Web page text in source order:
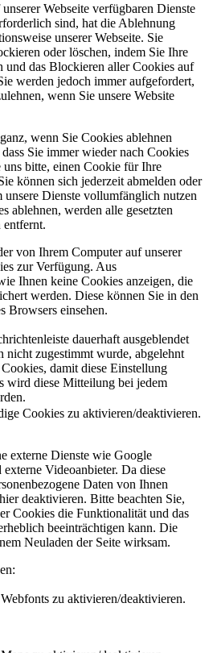
Webseite verfügbaren Dienste
sind, hat die Ablehnung
unserer Webseite. Sie
oder löschen, indem Sie Ihre
und das Blockieren aller Cookies auf
werden jedoch immer aufgefordert,
wenn Sie unsere Website
wenn Sie Cookies ablehnen
Sie immer wieder nach Cookies
uns bitte, einen Cookie für Ihre
können sich jederzeit abmelden oder
unsere Dienste vollumfänglich nutzen
ablehnen, werden alle gesetzten
entfernt.
von Ihrem Computer auf unserer
zur Verfügung. Aus
Ihnen keine Cookies anzeigen, die
werden. Diese können Sie in den
Browsers einsehen.
dauerhaft ausgeblendet
nicht zugestimmt wurde, abgelehnt
damit diese Einstellung
wird diese Mitteilung bei jedem
Cookies zu aktivieren/deaktivieren.
externe Dienste wie Google
Videoanbieter. Da diese
Daten von Ihnen
deaktivieren. Bitte beachten Sie,
Cookies die Funktionalität und das
beeinträchtigen kann. Die
Neuladen der Seite wirksam.
zu aktivieren/deaktivieren.